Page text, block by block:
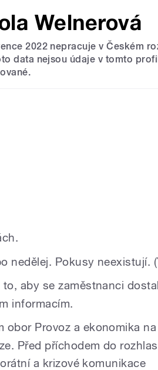
Welnerová
2022 nepracuje v Českém
data nejsou údaje v tomto
nedělej. Pokusy neexistují.
to, aby se zaměstnanci
informacím.
obor Provoz a ekonomika na
Před příchodem do
a krizové komunikace